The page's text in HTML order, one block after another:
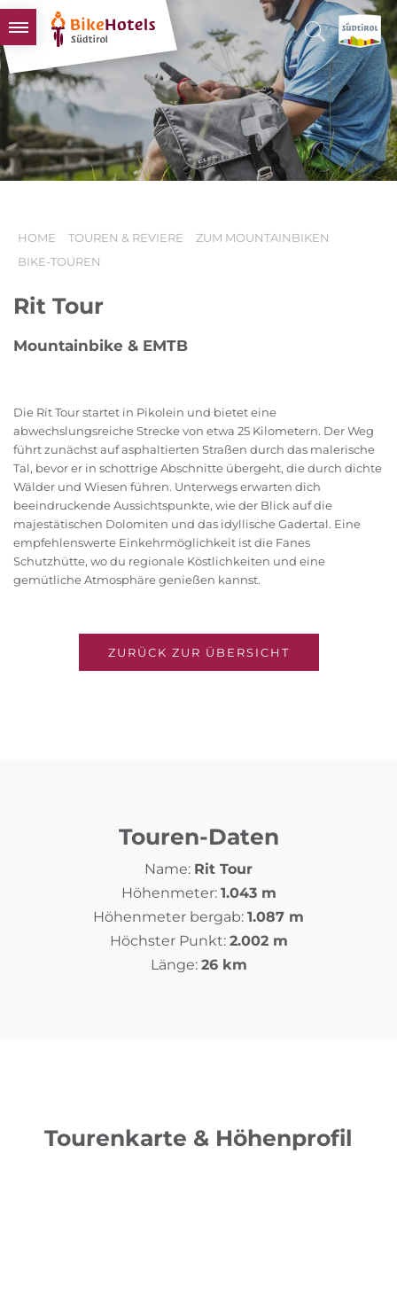
BIKEHOTELS
HOTELS & PAKETE
TOUREN & REVIERE
SÜDTIROL & WIR
HOME TOUREN & REVIERE
ZUM MOUNTAINBIKEN
BIKE-TOUREN
Rit Tour
Mountainbike & EMTB
Die Rit Tour startet in Pikolein und bietet eine
abwechslungsreiche Strecke von etwa 25 Kilometern. Der Weg
führt zunächst auf asphaltierten Straßen durch das malerische
Tal, bevor er in schottrige Abschnitte übergeht, die durch dichte
Wälder und Wiesen führen. Unterwegs erwarten dich
beeindruckende Aussichtspunkte, wie der Blick auf die
majestätischen Dolomiten und das idyllische Gadertal. Eine
empfehlenswerte Einkehrmöglichkeit ist die Fanes
Schutzhütte, wo du regionale Köstlichkeiten und eine
gemütliche Atmosphäre genießen kannst.
ZURÜCK ZUR ÜBERSICHT
Touren-Daten
Name: Rit Tour
Höhenmeter: 1.043 m
Höhenmeter bergab: 1.087 m
Höchster Punkt: 2.002 m
Länge: 26 km
Tourenkarte & Höhenprofil